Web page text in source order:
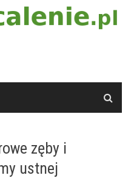
zęby i
ustnej